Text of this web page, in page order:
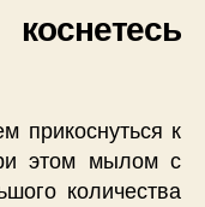
прикоснуться к
этом мылом с
количества